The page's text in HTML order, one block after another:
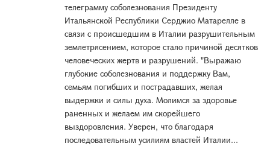
телеграмму соболезнования Президенту
Итальянской Республики Серджио Матарелле в
связи с происшедшим в Италии разрушительным
землетрясением, которое стало причиной десятков
человеческих жертв и разрушений. "Выражаю
глубокие соболезнования и поддержку Вам,
семьям погибших и пострадавших, желая
выдержки и силы духа. Молимся за здоровье
раненных и желаем им скорейшего
выздоровления. Уверен, что благодаря
последовательным усилиям властей Италии...